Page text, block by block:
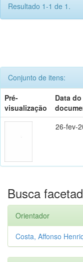
Resultado 1-1 de 1.
Conjunto de itens:
Pré-
visualização
Data do
26-fev-
Busca
Orientador
Costa, Affonso